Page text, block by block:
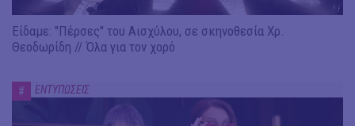
Είδαμε: "Πέρσες" του Αισχύλου, σε σκηνοθεσία Χρ.
Θεοδωρίδη // Όλα για τον χορό
# ΕΝΤΥΠΩΣΕΙΣ